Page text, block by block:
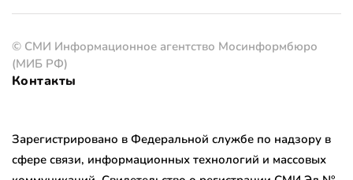
© СМИ Информационное агентство Мосинформбюро
(МИБ РФ)
Контакты
Зарегистрировано в Федеральной службе по надзору в
сфере связи, информационных технологий и массовых